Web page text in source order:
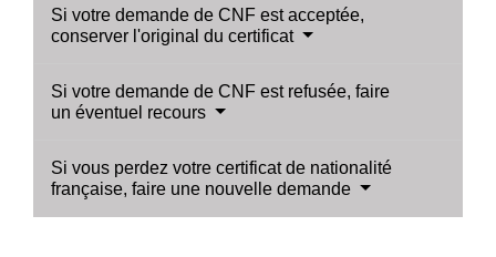
Si votre demande de CNF est acceptée,
conserver l'original du certificat
Si votre demande de CNF est refusée, faire
un éventuel recours
Si vous perdez votre certificat de nationalité
française, faire une nouvelle demande